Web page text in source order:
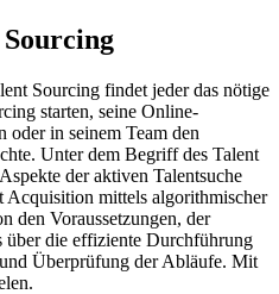
Sourcing findet jeder das nötige
starten, seine Online-
oder in seinem Team den
Unter dem Begriff des Talent
der aktiven Talentsuche
mittels algorithmischer
den Voraussetzungen, der
die effiziente Durchführung
Überprüfung der Abläufe. Mit